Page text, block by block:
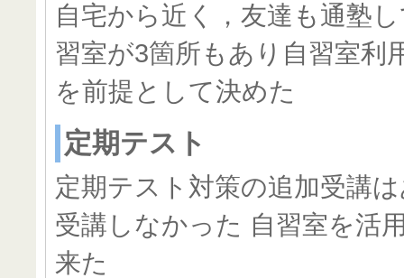
自宅から近く，友達も通塾
習室が3箇所もあり自習室利
を前提として決めた
定期テスト
定期テスト対策の追加受講
受講しなかった 自習室を活
来た